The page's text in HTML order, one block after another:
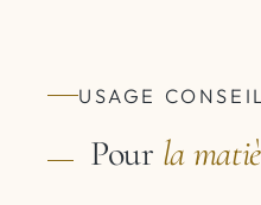
USAGE
Pour la